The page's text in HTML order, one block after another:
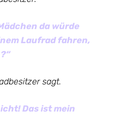
da würde
Laufrad fahren,
sagt.
Das ist mein